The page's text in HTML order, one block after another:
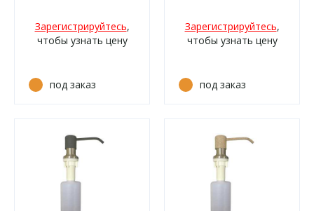
Зарегистрируйтесь,
чтобы узнать цену
под заказ
Зарегистрируйтесь,
чтобы узнать цену
под заказ